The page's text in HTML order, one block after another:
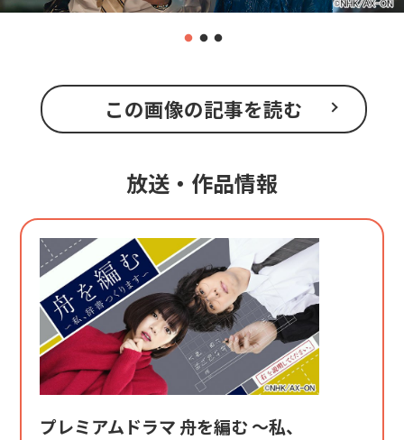
この画像の記事を読む
放送・作品情報
プレミアムドラマ 舟を編む ～私、